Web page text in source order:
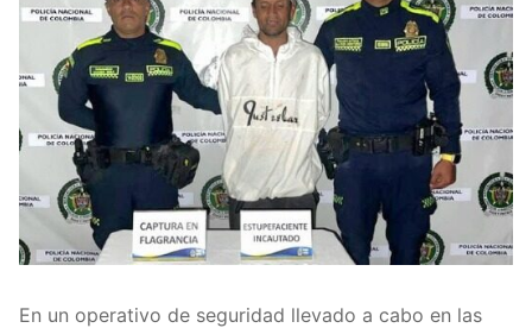
En un operativo de seguridad llevado a cabo en las